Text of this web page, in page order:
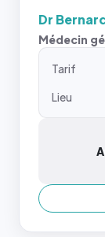
Dr
Médecin
Tarif
Lieu